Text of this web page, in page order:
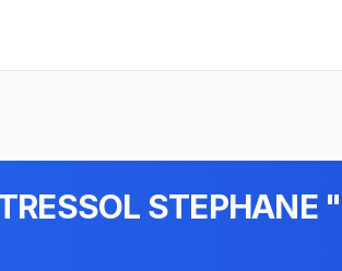
STEPHANE